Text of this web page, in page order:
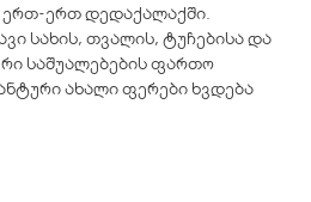
ერთ-ერთ დედაქალაქში.
სახის, თვალის, ტუჩებისა და
საშუალებების ფართო
ახალი ფერები ხვდება